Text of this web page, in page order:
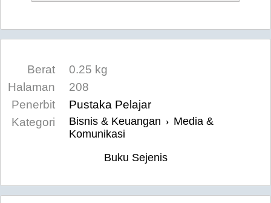
Berat
0.25 kg
Halaman
208
Penerbit
Pustaka Pelajar
Kategori
Bisnis & Keuangan › Media &
Komunikasi
Buku Sejenis